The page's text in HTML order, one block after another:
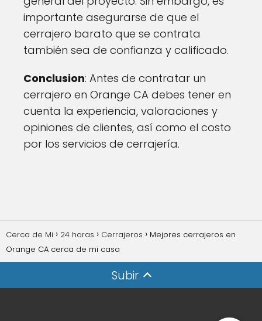
importante asegurarse de que el
cerrajero barato que se contrata
también sea de confianza y calificado.
Conclusion: Antes de contratar un
cerrajero en Orange CA debes tener en
cuenta la experiencia, valoraciones y
opiniones de clientes, así como el costo
por los servicios de cerrajería.
Cerca de Mi 24 horas Cerrajeros
Mejores cerrajeros en
Orange CA cerca de mi casa
Subir